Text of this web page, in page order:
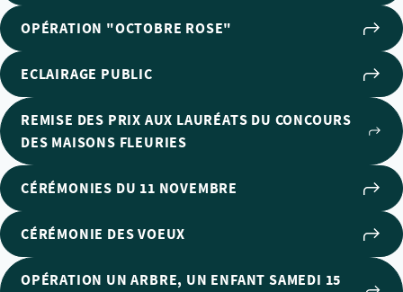
OPÉRATION "OCTOBRE ROSE"
ECLAIRAGE PUBLIC
REMISE DES PRIX AUX LAURÉATS DU CONCOURS
DES MAISONS FLEURIES
CÉRÉMONIES DU 11 NOVEMBRE
CÉRÉMONIE DES VOEUX
OPÉRATION UN ARBRE, UN ENFANT SAMEDI 15